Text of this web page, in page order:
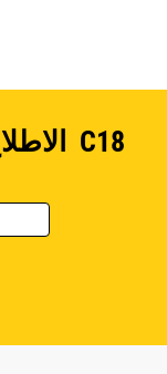
الاطلاع علي العروض الحالية لـ C18